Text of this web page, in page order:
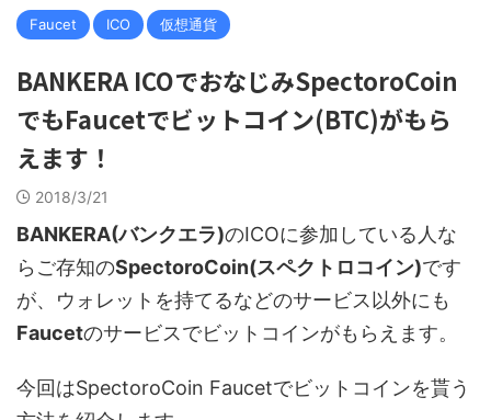
Faucet ICO 仮想通貨
BANKERA ICOでおなじみSpectoroCoin
でもFaucetでビットコイン(BTC)がもら
えます！
2018/3/21
BANKERA(バンクエラ)のICOに参加している人な
らご存知のSpectoroCoin(スペクトロコイン)です
が、ウォレットを持てるなどのサービス以外にも
Faucetのサービスでビットコインがもらえます。
今回はSpectoroCoin Faucetでビットコインを貰う